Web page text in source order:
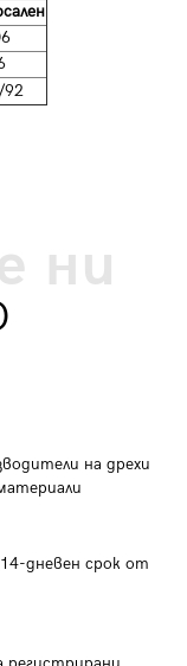
92
ни
на дрехи
дневен срок от